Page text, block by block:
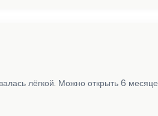
лёгкой. Можно открыть 6